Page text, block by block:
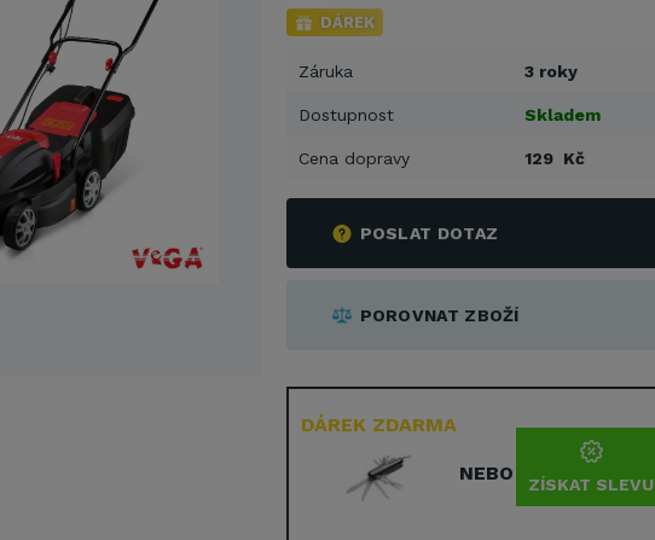
DÁREK
Záruka 3 roky
Dostupnost Skladem
Cena dopravy 129 Kč
POSLAT DOTAZ
POROVNAT ZBOŽÍ
DÁREK ZDARMA
NEBO ZÍSKAT SLEVU